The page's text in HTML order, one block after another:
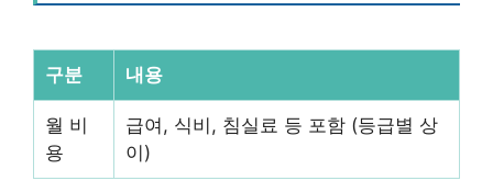
구분 내용
월 비
용
급여, 식비, 침실료 등 포함 (등급별 상
이)